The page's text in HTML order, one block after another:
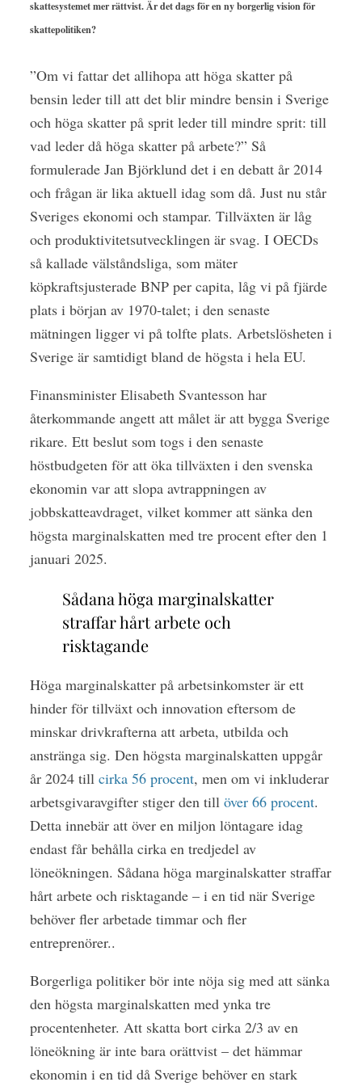
skattesystemet mer rättvist. Är det dags för en ny borgerlig vision för
skattepolitiken?
”Om vi fattar det allihopa att höga skatter på
bensin leder till att det blir mindre bensin i Sverige
och höga skatter på sprit leder till mindre sprit: till
vad leder då höga skatter på arbete?” Så
formulerade Jan Björklund det i en debatt år 2014
och frågan är lika aktuell idag som då. Just nu står
Sveriges ekonomi och stampar. Tillväxten är låg
och produktivitetsutvecklingen är svag. I OECDs
så kallade välståndsliga, som mäter
köpkraftsjusterade BNP per capita, låg vi på fjärde
plats i början av 1970-talet; i den senaste
mätningen ligger vi på tolfte plats. Arbetslösheten i
Sverige är samtidigt bland de högsta i hela EU.
Finansminister Elisabeth Svantesson har
återkommande angett att målet är att bygga Sverige
rikare. Ett beslut som togs i den senaste
höstbudgeten för att öka tillväxten i den svenska
ekonomin var att slopa avtrappningen av
jobbskatteavdraget, vilket kommer att sänka den
högsta marginalskatten med tre procent efter den 1
januari 2025.
Sådana höga marginalskatter
straffar hårt arbete och
risktagande
Höga marginalskatter på arbetsinkomster är ett
hinder för tillväxt och innovation eftersom de
minskar drivkrafterna att arbeta, utbilda och
anstränga sig. Den högsta marginalskatten uppgår
år 2024 till cirka 56 procent, men om vi inkluderar
arbetsgivaravgifter stiger den till över 66 procent.
Detta innebär att över en miljon löntagare idag
endast får behålla cirka en tredjedel av
löneökningen. Sådana höga marginalskatter straffar
hårt arbete och risktagande – i en tid när Sverige
behöver fler arbetade timmar och fler
entreprenörer..
Borgerliga politiker bör inte nöja sig med att sänka
den högsta marginalskatten med ynka tre
procentenheter. Att skatta bort cirka 2/3 av en
löneökning är inte bara orättvist – det hämmar
ekonomin i en tid då Sverige behöver en stark